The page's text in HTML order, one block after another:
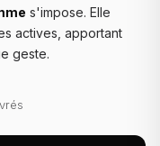
s'impose. Elle
actives, apportant
geste.